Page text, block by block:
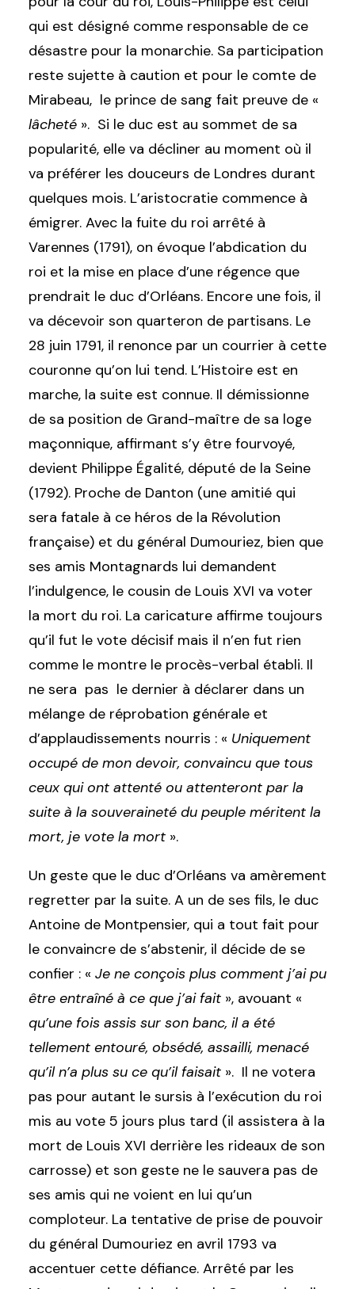
qui est désigné comme responsable de ce
désastre pour la monarchie. Sa participation
reste sujette à caution et pour le comte de
Mirabeau, le prince de sang fait preuve de «
lâcheté ». Si le duc est au sommet de sa
popularité, elle va décliner au moment où il
va préférer les douceurs de Londres durant
quelques mois. L’aristocratie commence à
émigrer. Avec la fuite du roi arrêté à
Varennes (1791), on évoque l’abdication du
roi et la mise en place d’une régence que
prendrait le duc d’Orléans. Encore une fois, il
va décevoir son quarteron de partisans. Le
28 juin 1791, il renonce par un courrier à cette
couronne qu’on lui tend. L’Histoire est en
marche, la suite est connue. Il démissionne
de sa position de Grand-maître de sa loge
maçonnique, affirmant s’y être fourvoyé,
devient Philippe Égalité, député de la Seine
(1792). Proche de Danton (une amitié qui
sera fatale à ce héros de la Révolution
française) et du général Dumouriez, bien que
ses amis Montagnards lui demandent
l’indulgence, le cousin de Louis XVI va voter
la mort du roi. La caricature affirme toujours
qu’il fut le vote décisif mais il n’en fut rien
comme le montre le procès-verbal établi. Il
ne sera pas le dernier à déclarer dans un
mélange de réprobation générale et
d’applaudissements nourris : « Uniquement
occupé de mon devoir, convaincu que tous
ceux qui ont attenté ou attenteront par la
suite à la souveraineté du peuple méritent la
mort, je vote la mort ».
Un geste que le duc d’Orléans va amèrement
regretter par la suite. A un de ses fils, le duc
Antoine de Montpensier, qui a tout fait pour
le convaincre de s’abstenir, il décide de se
confier : « Je ne conçois plus comment j’ai pu
être entraîné à ce que j’ai fait », avouant «
qu’une fois assis sur son banc, il a été
tellement entouré, obsédé, assailli, menacé
qu’il n’a plus su ce qu’il faisait ». Il ne votera
pas pour autant le sursis à l’exécution du roi
mis au vote 5 jours plus tard (il assistera à la
mort de Louis XVI derrière les rideaux de son
carrosse) et son geste ne le sauvera pas de
ses amis qui ne voient en lui qu’un
comploteur. La tentative de prise de pouvoir
du général Dumouriez en avril 1793 va
accentuer cette défiance. Arrêté par les